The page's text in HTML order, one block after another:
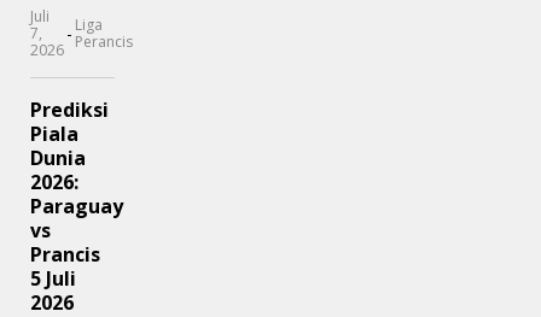
Juli
7,
2026
- Liga
Perancis
Prediksi
Piala
Dunia
2026:
Paraguay
vs
Prancis
5 Juli
2026